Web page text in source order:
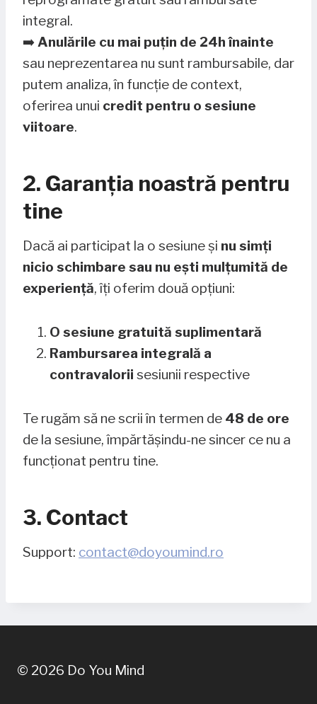
integral.
➡️Anulările cu mai puțin de 24h înainte
sau neprezentarea nu sunt rambursabile, dar
putem analiza, în funcție de context,
oferirea unui credit pentru o sesiune
viitoare.
2. Garanția noastră pentru
tine
Dacă ai participat la o sesiune și nu simți
nicio schimbare sau nu ești mulțumită de
experiență, îți oferim două opțiuni:
O sesiune gratuită suplimentară
Rambursarea integrală a
contravalorii sesiunii respective
Te rugăm să ne scrii în termen de 48 de ore
de la sesiune, împărtășindu-ne sincer ce nu a
funcționat pentru tine.
3. Contact
Support: contact@doyoumind.ro
© 2026 Do You Mind